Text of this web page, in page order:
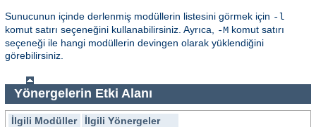
Sunucunun içinde derlenmiş modüllerin listesini görmek için -l
komut satırı seçeneğini kullanabilirsiniz. Ayrıca,
-M komut satırı
seçeneği ile hangi modüllerin devingen olarak yüklendiğini
görebilirsiniz.
Yönergelerin Etki Alanı
İlgili Modüller
İlgili Yönergeler